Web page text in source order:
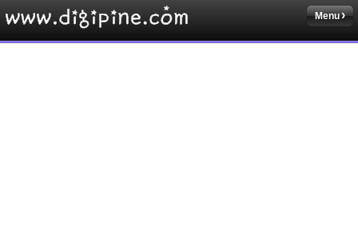
Menu
Sketchbook5, 스케치북5